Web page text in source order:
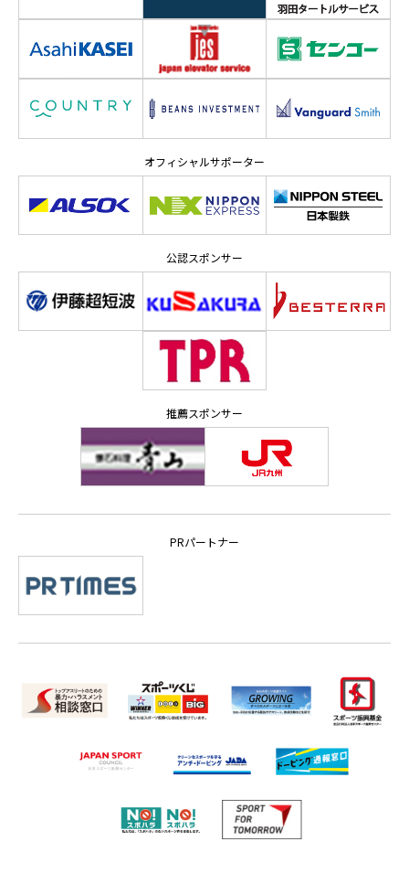
オフィシャルサポーター
公認スポンサー
推薦スポンサー
PRパートナー